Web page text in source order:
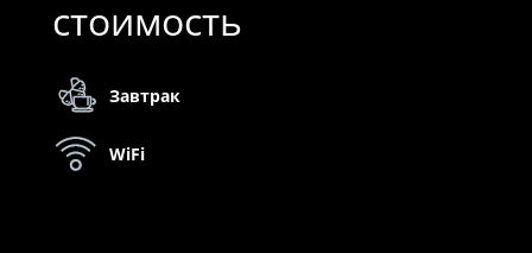
стоимость
Завтрак
WiFi